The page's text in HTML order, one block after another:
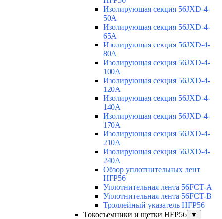
Изолирующая секция 56JXD-4-
50A
Изолирующая секция 56JXD-4-
65A
Изолирующая секция 56JXD-4-
80A
Изолирующая секция 56JXD-4-
100A
Изолирующая секция 56JXD-4-
120A
Изолирующая секция 56JXD-4-
140A
Изолирующая секция 56JXD-4-
170A
Изолирующая секция 56JXD-4-
210A
Изолирующая секция 56JXD-4-
240A
Обзор уплотнительных лент
HFP56
Уплотнительная лента 56FCT-A
Уплотнительная лента 56FCT-B
Троллейный указатель HFP56
Токосъемники и щетки HFP56
▼